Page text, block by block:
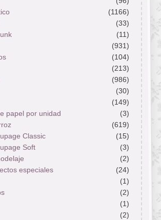
(1166)
(33)
(11)
(931)
(104)
(213)
(986)
(30)
(149)
papel por unidad
(3)
(619)
Classic
(15)
Soft
(3)
(2)
especiales
(24)
(1)
(2)
(1)
(2)